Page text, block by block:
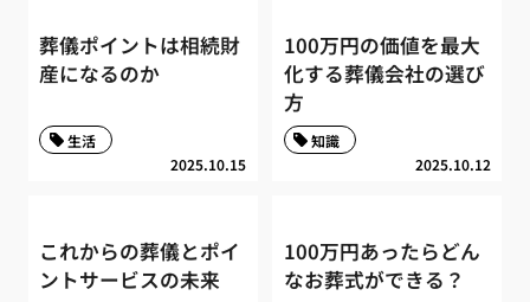
葬儀ポイントは相続財
産になるのか
2025.10.15
生活
100万円の価値を最大
化する葬儀会社の選び
方
2025.10.12
知識
これからの葬儀とポイ
ントサービスの未来
100万円あったらどん
なお葬式ができる？